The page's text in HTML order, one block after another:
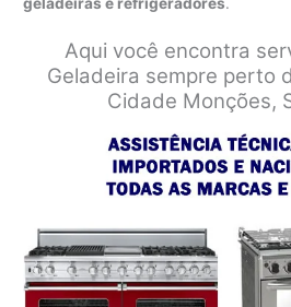
geladeiras e refrigeradores.
Aqui você encontra
Geladeira sempre perto
Cidade Monções,